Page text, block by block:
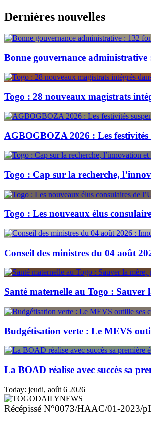
Skip
to
content
Dernières nouvelles
Bonne gouvernance administrative
Togo : 28 nouveaux magistrats
AGBOGBOZA 2026 : Les festivités
Togo : Cap sur la recherche,
Togo : Les nouveaux élus
Conseil des ministres du 04 août
Santé maternelle au Togo :
Budgétisation verte : Le MEVS
La BOAD réalise avec succès sa
Today: jeudi, août 6 2026
TOGODAILYNEWS
Récépissé N°0073/HAAC/01-2023/